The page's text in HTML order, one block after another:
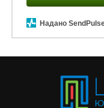
Надано